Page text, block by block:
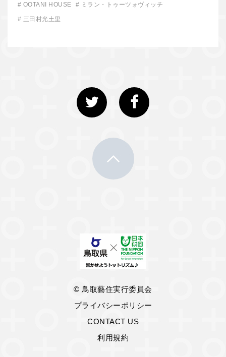
# OOTANI HOUSE # ミラン・トゥーツォヴィッチ
# 三田村光土里
© 鳥取藝住実行委員会
プライバシーポリシー
CONTACT US
利用規約